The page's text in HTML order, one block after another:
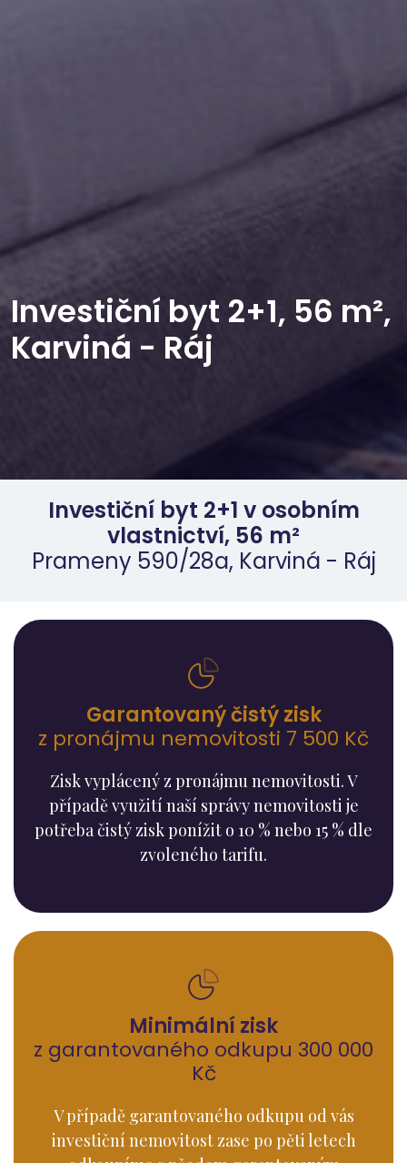
Investiční byt 2+1, 56 m²,
Karviná - Ráj
Investiční byt 2+1 v osobním
vlastnictví, 56 m²
Prameny 590/28a, Karviná - Ráj
Garantovaný čistý zisk
z pronájmu nemovitosti 7 500 Kč
Zisk vyplácený z pronájmu nemovitosti. V
případě využití naší správy nemovitosti je
potřeba čistý zisk ponížit o 10 % nebo 15 % dle
zvoleného tarifu.
Minimální zisk
z garantovaného odkupu 300 000
Kč
V případě garantovaného odkupu od vás
investiční nemovitost zase po pěti letech